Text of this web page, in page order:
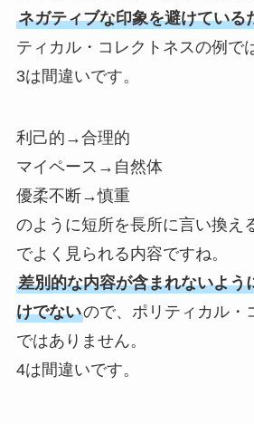
ネガティブな印象を避けている
ティカル・コレクトネスの例で
3は間違いです。
利己的→合理的
マイペース→自然体
優柔不断→慎重
のように短所を長所に言い換え
でよく見られる内容ですね。
差別的な内容が含まれないよう
けでないので、ポリティカル・
ではありません。
4は間違いです。